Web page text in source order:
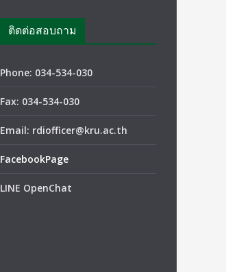
ติดต่อสอบถาม
Phone: 034-534-030
Fax: 034-534-030
Email: rdiofficer@kru.ac.th
FacebookPage
LINE OpenChat